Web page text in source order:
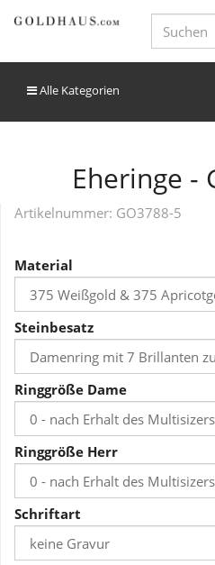
Alle Kategorien
Eheringe -
Artikelnummer: GO3788-5
Material
Steinbesatz
Ringgröße Dame
Ringgröße Herr
Schriftart